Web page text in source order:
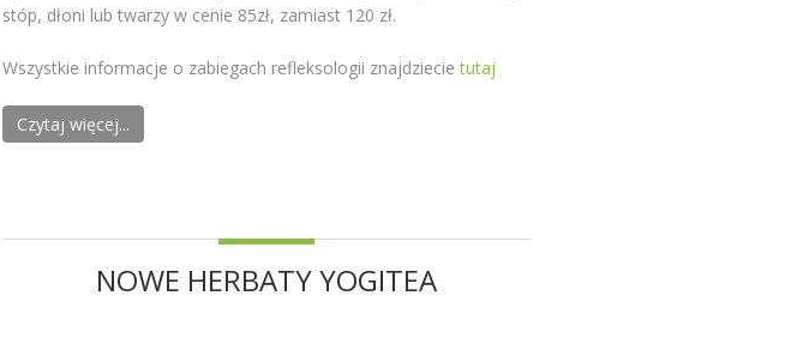
stóp, dłoni lub twarzy w cenie 85zł, zamiast 120 zł.
Wszystkie informacje o zabiegach refleksologii znajdziecietutaj
Czytaj więcej...
NOWE HERBATY YOGITEA